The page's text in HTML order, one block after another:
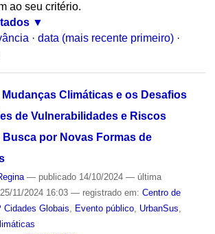
ao seu critério.
· data (mais recente primeiro) ·
Climáticas e os Desafios
de Vulnerabilidades e Riscos
Busca por Novas Formas de
— publicado14/10/2024 — última
11/2024 16:03 — registrado em: Centro de
Globais
Evento público, UrbanSus